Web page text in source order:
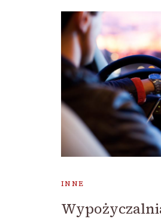
INNE